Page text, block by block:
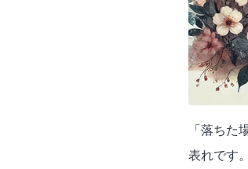
「落ちた
表れです。